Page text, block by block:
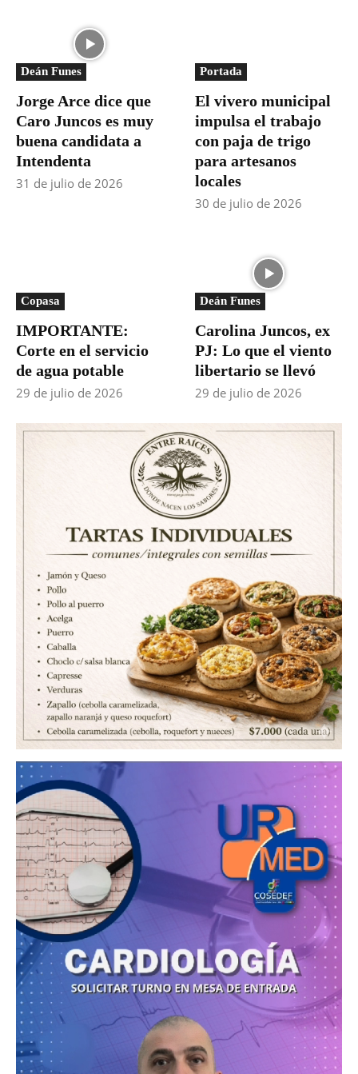
Deán Funes
Jorge Arce dice que
Caro Juncos es muy
buena candidata a
Intendenta
31 de julio de 2026
Portada
El vivero municipal
impulsa el trabajo
con paja de trigo
para artesanos
locales
30 de julio de 2026
Copasa
IMPORTANTE:
Corte en el servicio
de agua potable
29 de julio de 2026
Deán Funes
Carolina Juncos, ex
PJ: Lo que el viento
libertario se llevó
29 de julio de 2026